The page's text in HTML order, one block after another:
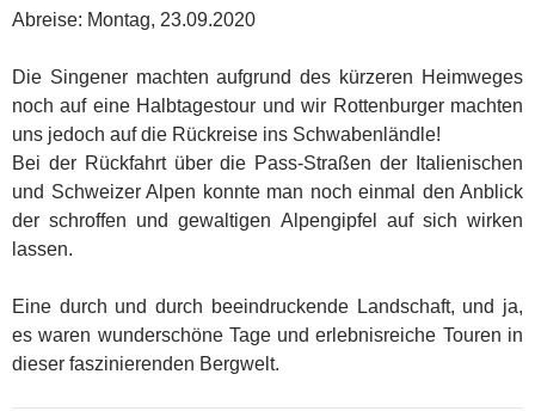
Abreise: Montag, 23.09.2020
Die Singener machten aufgrund des kürzeren Heimweges
noch auf eine Halbtagestour und wir Rottenburger machten
uns jedoch auf die Rückreise ins Schwabenländle!
Bei der Rückfahrt über die Pass-Straßen der Italienischen
und Schweizer Alpen konnte man noch einmal den Anblick
der schroffen und gewaltigen Alpengipfel auf sich wirken
lassen.
Eine durch und durch beeindruckende Landschaft, und ja,
es waren wunderschöne Tage und erlebnisreiche Touren in
dieser faszinierenden Bergwelt.